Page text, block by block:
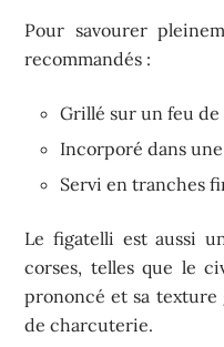
Pour savourer
recommandés :
Grillé sur un feu de
Incorporé dans
Servi en tranches
Le figatelli est aussi
corses, telles que le
prononcé et sa texture
de charcuterie.